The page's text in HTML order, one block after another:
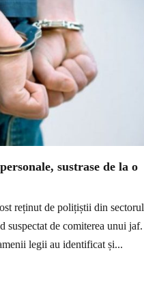
sustrase de la o
reținut de polițiștii din sectorul
suspectat de comiterea unui jaf.
legii au identificat și...